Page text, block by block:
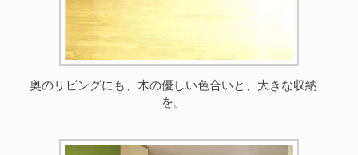
奥のリビングにも、木の優しい色合いと、大きな収納
を。